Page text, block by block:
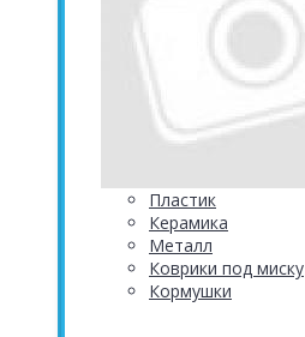
Пластик
Керамика
Металл
Коврики под миску
Кормушки